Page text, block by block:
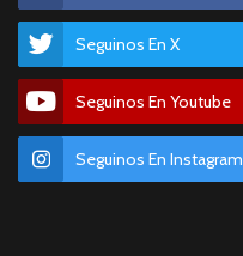
Seguinos En X
Seguinos En Youtube
Seguinos En Instagram